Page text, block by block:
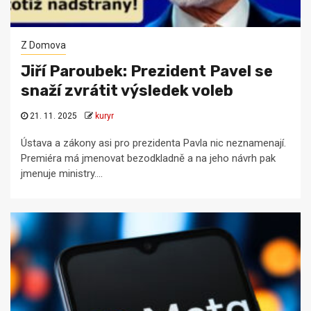
Z Domova
Jiří Paroubek: Prezident Pavel se
snaží zvrátit výsledek voleb
21. 11. 2025 kuryr
Ústava a zákony asi pro prezidenta Pavla nic neznamenají.
Premiéra má jmenovat bezodkladně a na jeho návrh pak
jmenuje ministry....